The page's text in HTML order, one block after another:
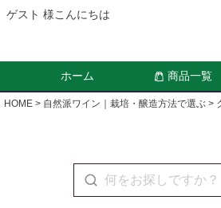
ゲスト 様こんにちは
ホーム 商品一覧
HOME 自然派ワイン｜栽培・醸造方法で選ぶ